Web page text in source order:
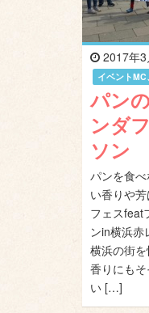
2017年3
イベント
パン
ンダ
ソン
パンを食
い香りや
フェスfeat
ンin横浜赤
横浜の街
香りにも
い […]